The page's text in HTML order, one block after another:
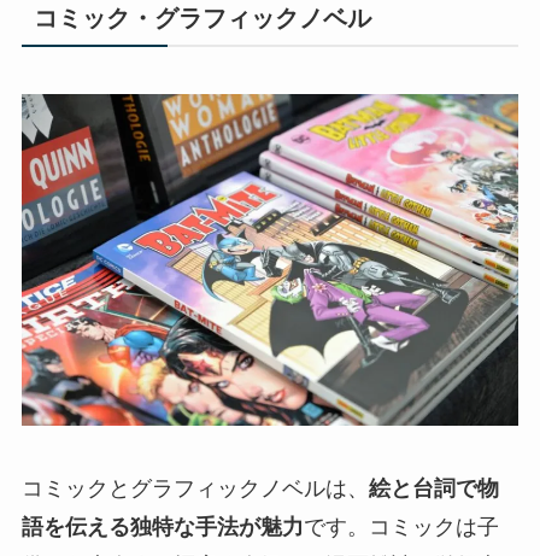
コミック・グラフィックノベル
コミックとグラフィックノベルは、 絵と台詞で物
語を伝える独特な手法が魅力です。コミックは子